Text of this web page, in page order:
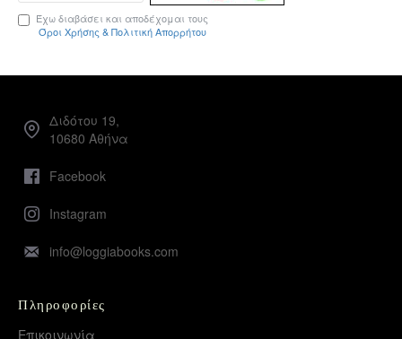
Έχω διαβάσει και αποδέχομαι τους
Όροι Χρήσης & Πολιτική Απορρήτου
Διδότου 19,
10680 Αθήνα
Facebook
Instagram
info@loggiabooks.com
Πληροφορίες
Επικοινωνία